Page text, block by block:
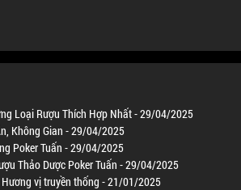
Loại Rượu Thích Hợp Nhất - 29/04/2025
Không Gian - 29/04/2025
Poker Tuấn - 29/04/2025
Thảo Dược Poker Tuấn - 29/04/2025
vị truyền thống - 21/01/2025